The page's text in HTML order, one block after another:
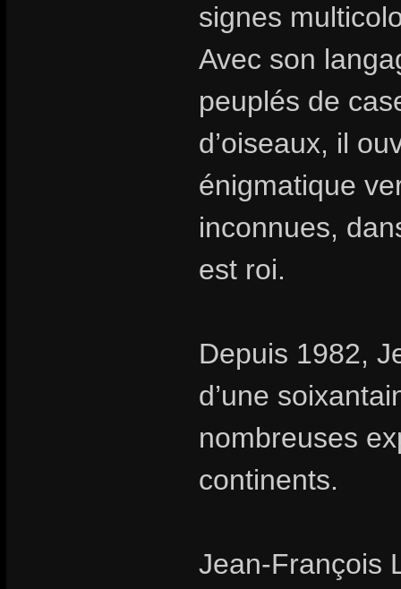
signes
Avec son
peuplés de
d’oiseaux, il
énigmatique
inconnues,
est roi.
Depuis 1982,
d’une
nombreuses
continents.
Jean-François